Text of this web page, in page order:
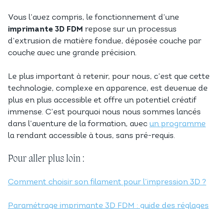
Vous l’avez compris, le fonctionnement d’une
imprimante 3D FDM repose sur un processus
d’extrusion de matière fondue, déposée couche par
couche avec une grande précision.
Le plus important à retenir, pour nous, c’est que cette
technologie, complexe en apparence, est devenue de
plus en plus accessible et offre un potentiel créatif
immense. C’est pourquoi nous nous sommes lancés
dans l’aventure de la formation, avec un programme
la rendant accessible à tous, sans pré-requis.
Pour aller plus loin :
Comment choisir son filament pour l’impression 3D ?
Paramétrage imprimante 3D FDM : guide des réglages